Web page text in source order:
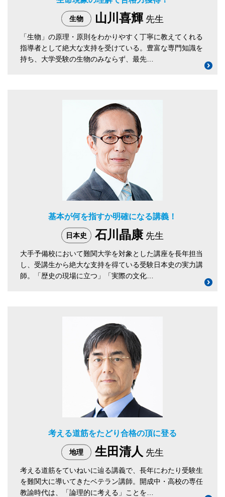
生物 山川喜輝 先生
「生物」の原理・原則をわかりやすく丁寧に教えてくれる
指導者として絶大な支持を受けている。豊富な専門知識を
持ち、大学受験の生物のみならず、最先…
基本が何を指すか明確になる講義！
日本史 石川晶康 先生
大手予備校において難関大学を対象とした講座を長年担当
し、受講生から絶大な支持を得ている受験日本史の実力講
師。「歴史の現場に立つ」「実際の文化…
考える道筋をたどり合格の頂に登る
地理 生田清人 先生
考える道筋をていねいに辿る講義で、長年にわたり受験生
を難関大に導いてきたベテラン講師。開成中・高校の専任
教諭時代は、「論理的に考える」ことを…